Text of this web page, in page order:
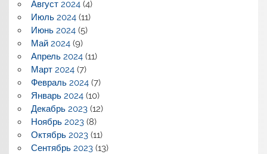
Август 2024(4)
Июль 2024(11)
Июнь 2024(5)
Май 2024(9)
Апрель 2024(11)
Март 2024(7)
Февраль 2024(7)
Январь 2024(10)
Декабрь 2023(12)
Ноябрь 2023(8)
Октябрь 2023(11)
Сентябрь 2023(13)